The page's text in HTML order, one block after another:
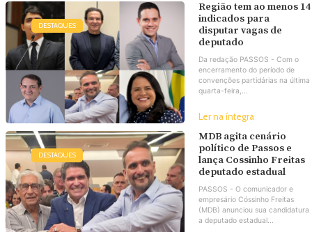
DESTAQUES
Região tem ao menos 14
indicados para
disputar vagas de
deputado
Da redação PASSOS - Com o
encerramento do período de
convenções partidárias na última
quarta-feira,...
Ler na íntegra
DESTAQUES
MDB agita cenário
político de Passos e
lança Cossinho Freitas
deputado estadual
PASSOS - O comunicador e
empresário Cóssinho Freitas
(MDB) anunciou sua candidatura
a deputado estadual...